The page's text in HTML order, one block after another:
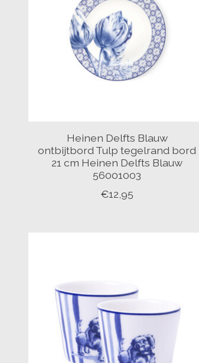
Heinen Delfts Blauw
ontbijtbord Tulp tegelrand bord
21 cm Heinen Delfts Blauw
56001003
€12,95